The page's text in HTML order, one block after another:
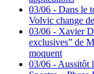
03/06 - Dans le
Volvic change
03/06 - Xavier
exclusives” de
moquent
03/06 - Aussitôt